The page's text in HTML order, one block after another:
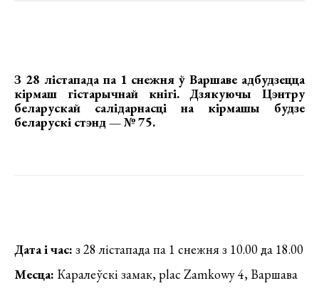
З 28 лістапада па 1 снежня ў Варшаве адбудзецца
кірмаш гістарычнай кнігі. Дзякуючы Цэнтру
беларускай салідарнасці на кірмашы будзе
беларускі стэнд — № 75.
Дата і час: з 28 лістапада па 1 снежня з 10.00 да 18.00
Месца: Каралеўскі замак, plac Zamkowy 4, Варшава